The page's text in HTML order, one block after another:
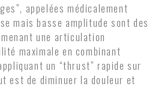
appelées médicalement
mais basse amplitude sont des
une articulation
maximale en combinant
un “thrust” rapide sur
est de diminuer la douleur et